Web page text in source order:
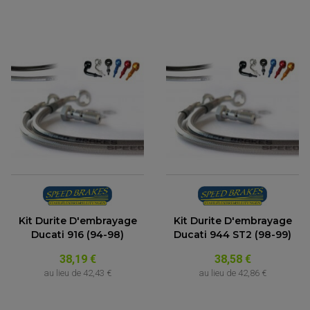
ACCESSOIRES QUAD
ACCESSOIRES ANODISES POUR QUAD
BOUCHON DE RÉSERVOIR QUAD
GUIDON QUAD
KIT DÉCO QUAD / SSV
KIT POIGNÉE DE GAZ QUAD
Kit Durite D'embrayage
Ducati 916 (94-98)
38,19 €
au lieu de 42,43 €
Kit Durite D'embrayage
Ducati 944 ST2 (98-99)
38,58 €
au lieu de 42,86 €